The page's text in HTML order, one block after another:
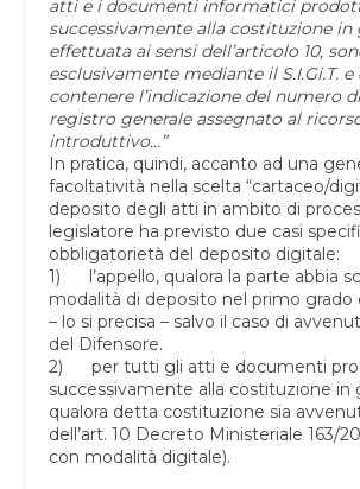
atti e i documenti informatici
successivamente alla costituzione in
effettuata ai sensi dell’articolo 10,
esclusivamente mediante il S.I.Gi.T. e
contenere l’indicazione del numero
registro generale assegnato al
introduttivo…”
In pratica, quindi, accanto ad una
facoltatività nella scelta “cartaceo/
deposito degli atti in ambito di
legislatore ha previsto due casi
obbligatorietà del deposito digitale:
1) l’appello, qualora la parte abbia
modalità di deposito nel primo grado
– lo si precisa – salvo il caso di
del Difensore.
2) per tutti gli atti e documenti
successivamente alla costituzione in
qualora detta costituzione sia
dell’art. 10 Decreto Ministeriale 163/
con modalità digitale).